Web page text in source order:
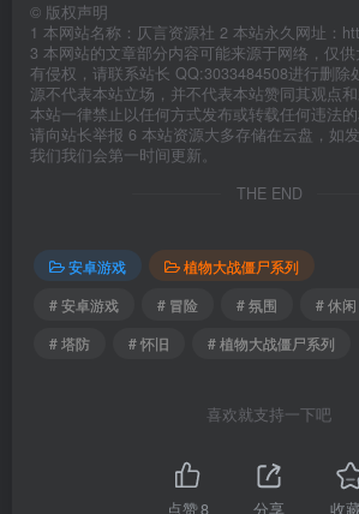
© 版权声明
1 本网站名称：仄言资源社 2 本站永久网址：
3 本网站的文章部分内容可能来源于网络，仅
有侵权，请联系站长 QQ:3033484508进行删除
源不代表本站立场，并不代表本站赞同其观点
本站一律禁止以任何方式发布或转载任何违法
请向站长举报 6 本站资源大多存储在云盘，如
我们我们会第一时间更新。
THE END
安卓游戏
植物大战僵尸系列
# 安卓游戏
# 冒险 # 氛围 # 休闲
# 塔防
# 怀旧 # 植物大战僵尸系列
喜欢就支持一下吧
点赞8 分享 收